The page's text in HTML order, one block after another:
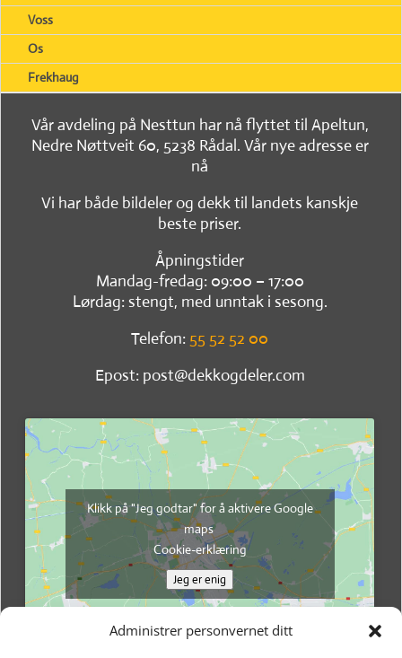
Administrer personvernet ditt
Voss
Os
Frekhaug
Vår avdeling på Nesttun har nå flyttet til Apeltun,
Nedre Nøttveit 60, 5238 Rådal. Vår nye adresse er
nå
Vi har både bildeler og dekk til landets kanskje
beste priser.
Åpningstider
Mandag-fredag: 09:00 – 17:00
Lørdag: stengt, med unntak i sesong.
Telefon: 55 52 52 00
Epost: post@dekkogdeler.com
Klikk på "Jeg godtar" for å aktivere Google
maps
Cookie-erklæring
Jeg er enig